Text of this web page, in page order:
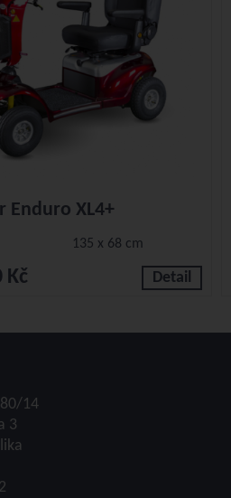
Enduro XL4+
135 x 68 cm
Kč Detail
14
3